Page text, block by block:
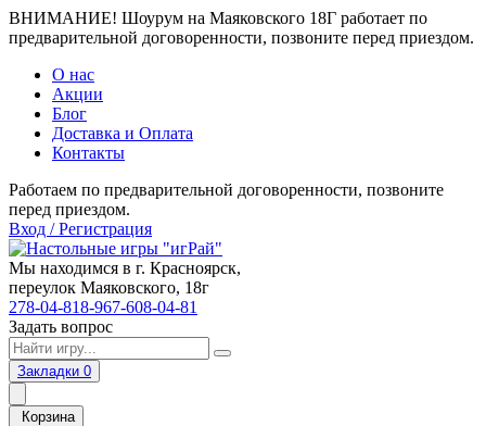
ВНИМАНИЕ! Шоурум на Маяковского 18Г работает по
предварительной договоренности, позвоните перед приездом.
О нас
Акции
Блог
Доставка и Оплата
Контакты
Работаем по предварительной договоренности, позвоните
перед приездом.
Вход / Регистрация
Мы находимся в г. Красноярск,
переулок Маяковского, 18г
278-04-818-967-608-04-81
Задать вопрос
Закладки 0
Корзина